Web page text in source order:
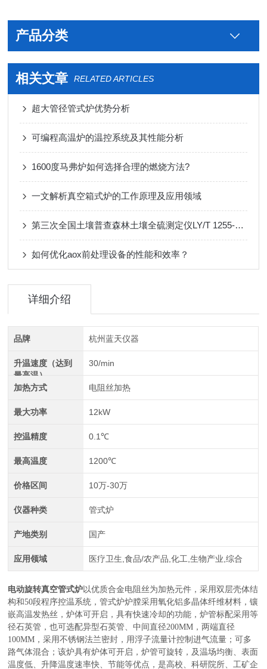
产品分类
相关文章 RELATED ARTICLES
超大管径管式炉优势分析
可编程高温炉的温控系统及其性能分析
1600度马弗炉如何选择合理的燃烧方法?
一文解析真空箱式炉的工作原理及应用领域
第三次全国土壤普查森林土壤全硫测定仪LY/T 1255-1999
如何优化aox前处理设备的性能和效率？
详细介绍
品牌 杭州蓝天仪器
升温速度（达到
最高温）
30/min
加热方式 电阻丝加热
最大功率 12kW
控温精度 0.1℃
最高温度 1200℃
价格区间 10万-30万
仪器种类 管式炉
产地类别 国产
应用领域 医疗卫生,食品/农产品,化工,生物产业,综合
电动旋转真空管式炉以优质合金电阻丝为加热元件，采用双层壳体结
构和50段程序控温系统，管式炉炉膛采用氧化铝多晶体纤维材料，镶
嵌高温发热丝，炉体可开启，具有快速冷却的功能，炉管标配采用等
径石英管，也可选配异型石英管、中间直径200MM，两端直径
100MM，采用不锈钢法兰密封，用浮子流量计控制进气流量；可多
路气体混合；该炉具有炉体可开启，炉管可旋转 ， 及温场均衡、表面
温度低、升降温度速率快、节能等优点，是高校、科研院所、工矿企